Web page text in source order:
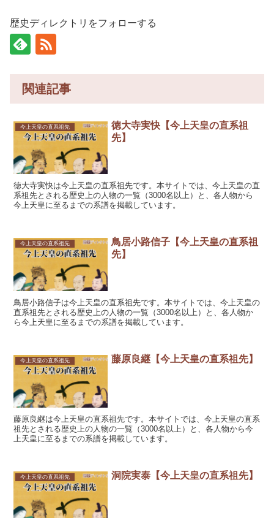
歴史ディレクトリをフォローする
関連記事
今上天皇の直系祖先
徳大寺実快【今上天皇の直系祖
先】
徳大寺実快は今上天皇の直系祖先です。本サイトでは、今上天皇の直
系祖先とされる歴史上の人物の一覧（3000名以上）と、各人物から
今上天皇に至るまでの系譜を掲載しています。
今上天皇の直系祖先
鳥居小路信子【今上天皇の直系祖
先】
鳥居小路信子は今上天皇の直系祖先です。本サイトでは、今上天皇の
直系祖先とされる歴史上の人物の一覧（3000名以上）と、各人物か
ら今上天皇に至るまでの系譜を掲載しています。
今上天皇の直系祖先 藤原良継【今上天皇の直系祖先】
藤原良継は今上天皇の直系祖先です。本サイトでは、今上天皇の直系
祖先とされる歴史上の人物の一覧（3000名以上）と、各人物から今
上天皇に至るまでの系譜を掲載しています。
今上天皇の直系祖先 洞院実泰【今上天皇の直系祖先】